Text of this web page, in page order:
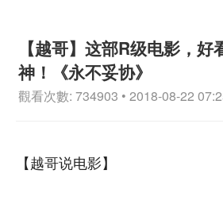
【越哥】这部R级电影，
神！《永不妥协》
觀看次數: 734903 • 2018-08-22
【越哥说电影】